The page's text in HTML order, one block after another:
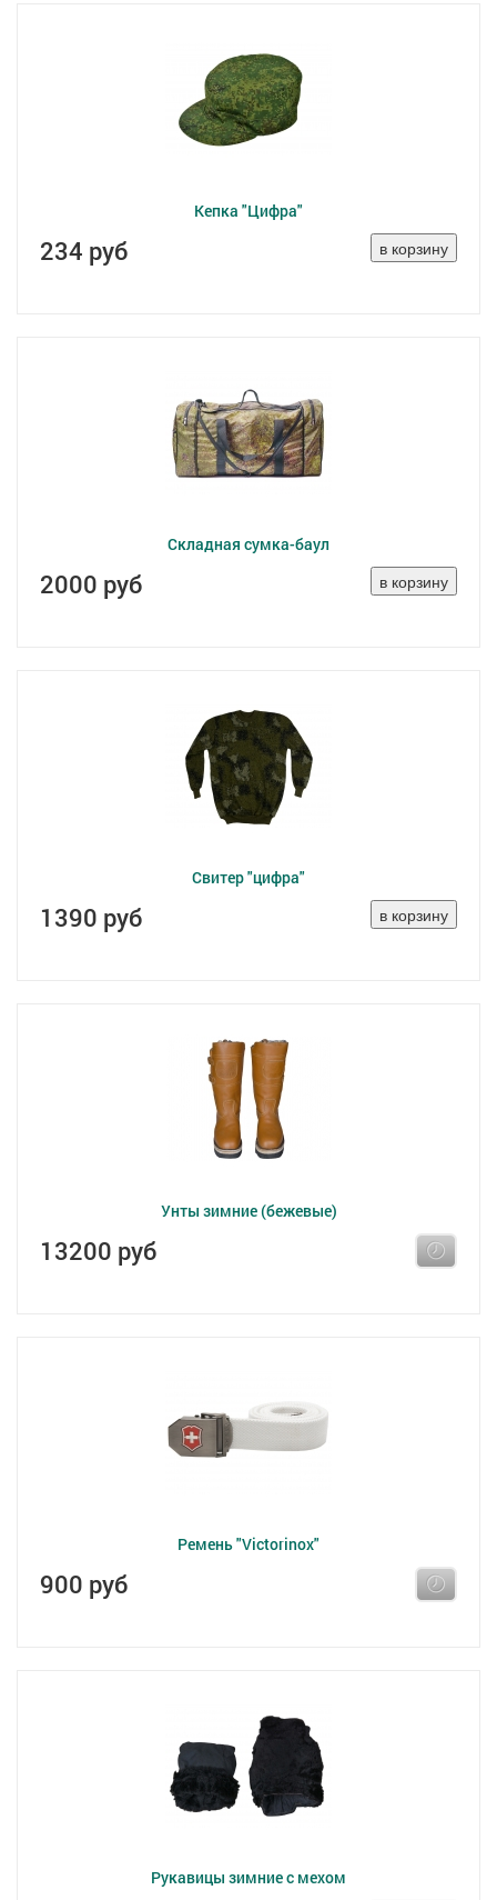
Кепка "Цифра"
234 руб
Складная сумка-баул
2000 руб
Свитер "цифра"
1390 руб
Унты зимние (бежевые)
13200 руб
Ремень "Victorinox"
900 руб
Рукавицы зимние с мехом